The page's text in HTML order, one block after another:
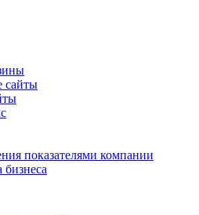
сайты
показателями компании